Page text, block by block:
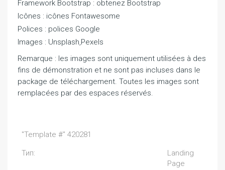
Framework Bootstrap : obtenez Bootstrap
Icônes : icônes Fontawesome
Polices : polices Google
Images : Unsplash,Pexels
Remarque : les images sont uniquement utilisées à des
fins de démonstration et ne sont pas incluses dans le
package de téléchargement. Toutes les images sont
remplacées par des espaces réservés.
"Template #" 420281
Тип:
Landing
Page